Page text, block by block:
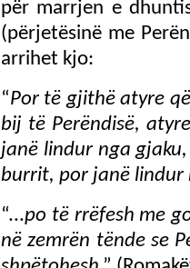
për marrjen e
(përjetësinë me
arrihet kjo:
“Por të gjithë atyre
bij të Perëndisë,
janë lindur nga
burrit, por janë lindur
“...po të rrëfesh me
në zemrën tënde se